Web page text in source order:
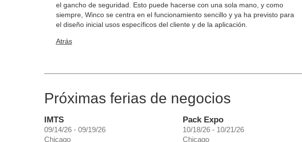
el gancho de seguridad. Esto puede hacerse con una sola mano, y como
siempre, Winco se centra en el funcionamiento sencillo y ya ha previsto para
el diseño inicial usos específicos del cliente y de la aplicación.
Atrás
Próximas ferias de negocios
IMTS
09/14/26 - 09/19/26
Chicago
Pack Expo
10/18/26 - 10/21/26
Chicago